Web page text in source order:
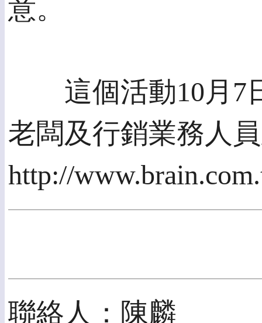
意。
這個活動10月7日
老闆及行銷業務人
http://
聯絡人：陳麟